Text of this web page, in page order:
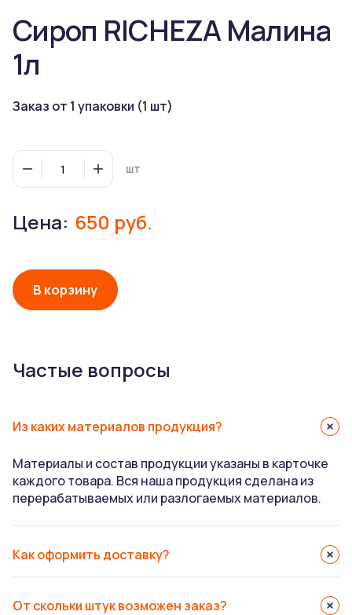
Сироп RICHEZA Малина
1л
Заказ от 1 упаковки (1 шт)
шт
Цена: 650 руб.
В корзину
Частые вопросы
Из каких материалов продукция?
Материалы и состав продукции указаны в карточке
каждого товара. Вся наша продукция сделана из
перерабатываемых или разлогаемых материалов.
Как оформить доставку?
От скольки штук возможен заказ?